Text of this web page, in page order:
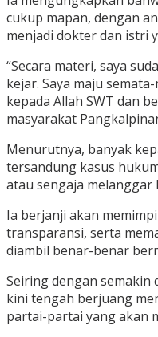
cukup mapan, dengan
menjadi dokter dan istri
“Secara materi, saya
kejar. Saya maju
kepada Allah SWT dan
masyarakat
Menurutnya, banyak
tersandung kasus
atau sengaja melanggar
Ia berjanji akan
transparansi, serta
diambil benar-benar
Seiring dengan semakin
kini tengah berjuang
partai-partai yang akan